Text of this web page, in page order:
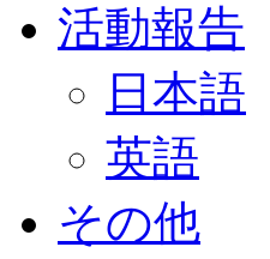
活動報告
日本語
英語
その他